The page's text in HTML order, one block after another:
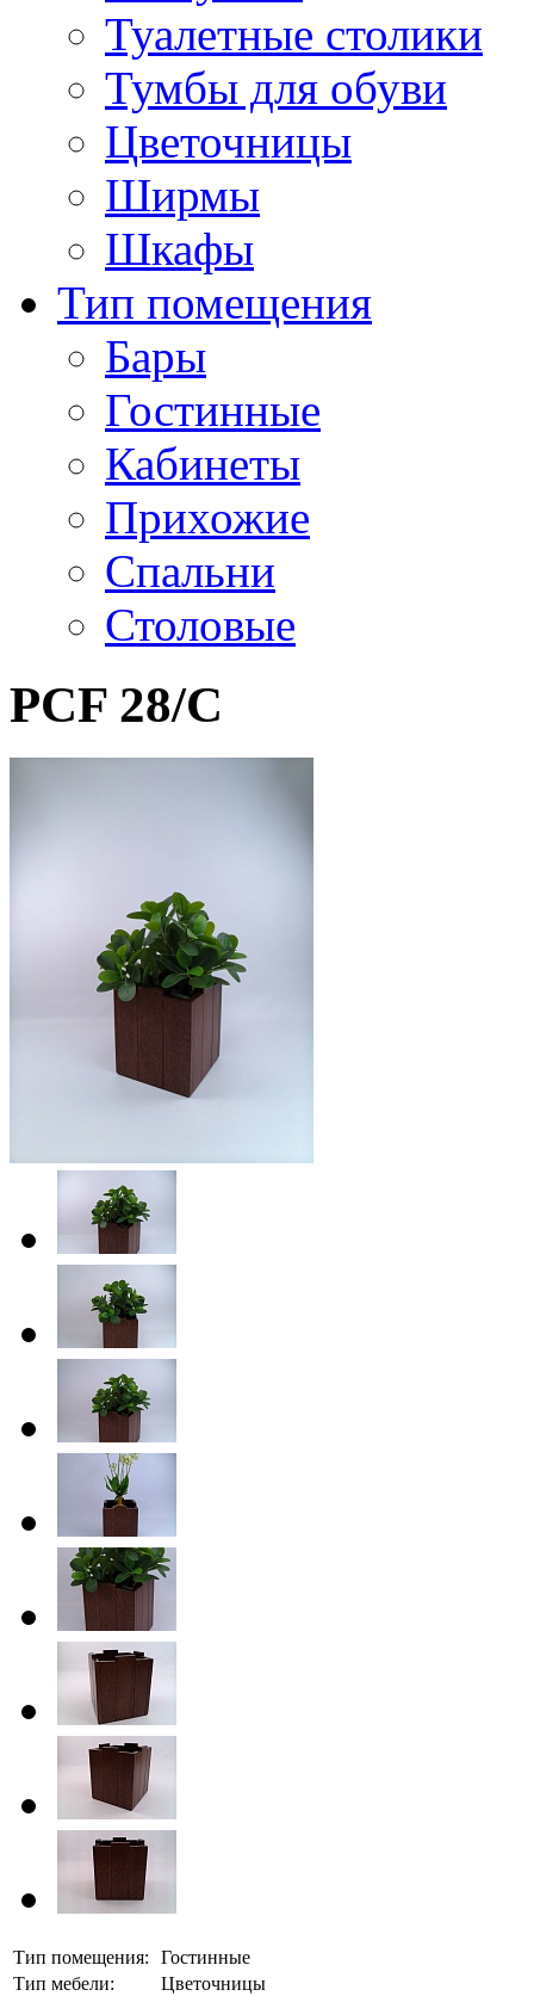
Туалетные столики
Тумбы для обуви
Цветочницы
Ширмы
Шкафы
Тип помещения
Бары
Гостинные
Кабинеты
Прихожие
Спальни
Столовые
PCF 28/C
Тип помещения:
Гостинные
Тип мебели:
Цветочницы